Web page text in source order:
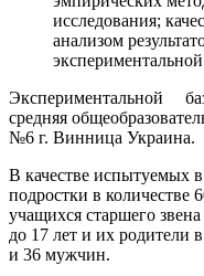
исследования;
анализом
экспериментальной
Экспериментальной
средняя
№6 г. Винница Украина.
В качестве испытуемых
подростки в количестве
учащихся старшего
до 17 лет и их родители
и 36 мужчин.